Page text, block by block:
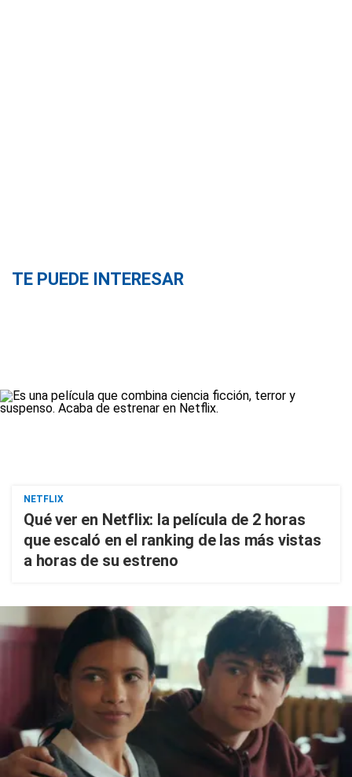
TE PUEDE INTERESAR
NETFLIX
Qué ver en Netflix: la película de 2 horas
que escaló en el ranking de las más vistas
a horas de su estreno